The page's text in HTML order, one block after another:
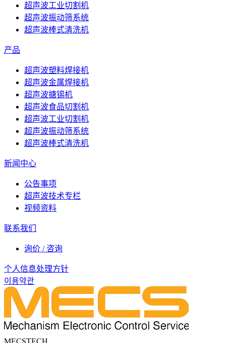
超声波工业切割机
超声波振动筛系统
超声波棒式清洗机
产品
超声波塑料焊接机
超声波金属焊接机
超声波搪锡机
超声波食品切割机
超声波工业切割机
超声波振动筛系统
超声波棒式清洗机
新闻中心
公告事项
超声波技术专栏
视频资料
联系我们
询价 / 咨询
个人信息处理方针
이용약관
MECSTECH